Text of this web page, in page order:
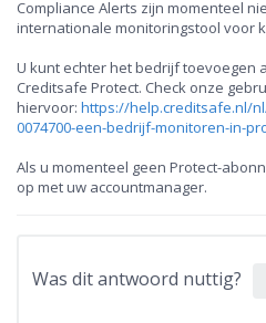
Compliance Alerts zijn momenteel
internationale monitoringstool voor
U kunt echter het bedrijf toevoegen
Creditsafe Protect. Check onze
hiervoor: https://help.creditsafe.nl/
0074700-een-bedrijf-monitoren-in-
Als u momenteel geen Protect-
op met uw accountmanager.
Was dit antwoord nuttig?